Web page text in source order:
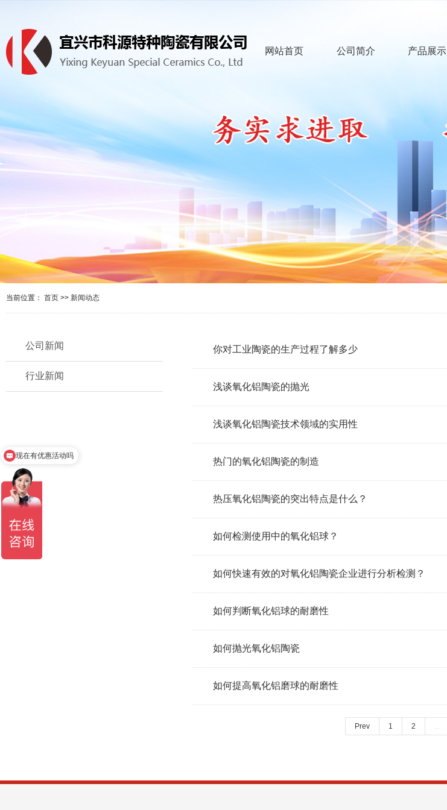
网站首页 公司简介 产品展示
当前位置： 首页 >> 新闻动态
公司新闻
行业新闻
你对工业陶瓷的生产过程了解多少
浅谈氧化铝陶瓷的抛光
浅谈氧化铝陶瓷技术领域的实用性
热门的氧化铝陶瓷的制造
热压氧化铝陶瓷的突出特点是什么？
如何检测使用中的氧化铝球？
如何快速有效的对氧化铝陶瓷企业进行分析检测？
如何判断氧化铝球的耐磨性
如何抛光氧化铝陶瓷
如何提高氧化铝磨球的耐磨性
Prev 1 2 ...
可以介绍下你们的产品么